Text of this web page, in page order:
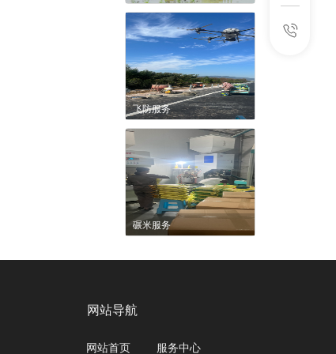
飞防服务
碾米服务
网站导航
网站首页 服务中心